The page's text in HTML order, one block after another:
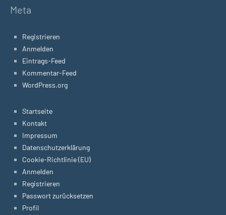
Meta
Registrieren
Anmelden
Eintrags-Feed
Kommentar-Feed
WordPress.org
Startseite
Kontakt
Impressum
Datenschutzerklärung
Cookie-Richtlinie (EU)
Anmelden
Registrieren
Passwort zurücksetzen
Profil